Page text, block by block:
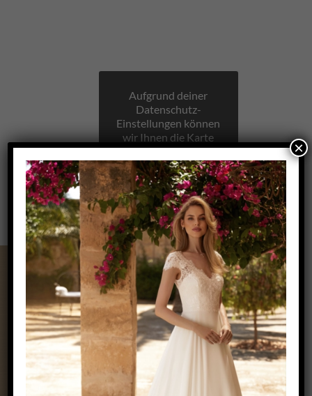
Aufgrund deiner
Datenschutz-
Einstellungen können
wir Ihnen die Karte
nicht anzeigen.
Klicken Sie hier, um
die Karte in einem
neuen Fenster zu
öffnen.
×